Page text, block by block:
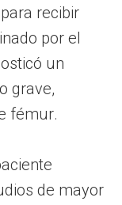
recibir
por el
un
grave,
fémur.
de mayor